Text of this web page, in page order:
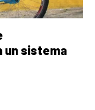
un sistema